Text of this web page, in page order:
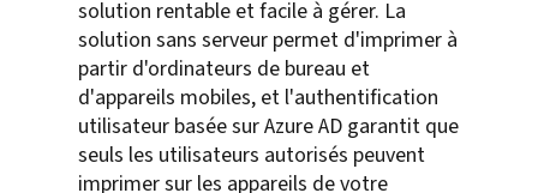
solution rentable et facile à gérer. La
solution sans serveur permet d'imprimer à
partir d'ordinateurs de bureau et
d'appareils mobiles, et l'authentification
utilisateur basée sur Azure AD garantit que
seuls les utilisateurs autorisés peuvent
imprimer sur les appareils de votre